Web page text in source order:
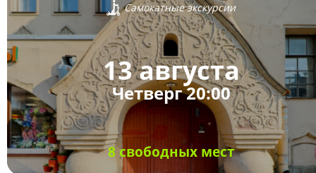
Самокатные экскурсии
13 августа
Четверг 20:00
8 свободных мест